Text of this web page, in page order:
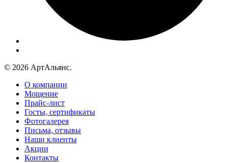
© 2026 АртАльянс.
О компании
Мощение
Прайс-лист
Госты, сертификаты
Фотогалерея
Письма, отзывы
Наши клиенты
Акции
Контакты